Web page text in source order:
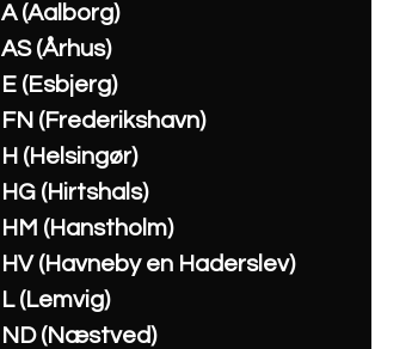
A (Aalborg)
AS (Århus)
E (Esbjerg)
FN (Frederikshavn)
H (Helsingør)
HG (Hirtshals)
HM (Hanstholm)
HV (Havneby en Haderslev)
L (Lemvig)
ND (Næstved)